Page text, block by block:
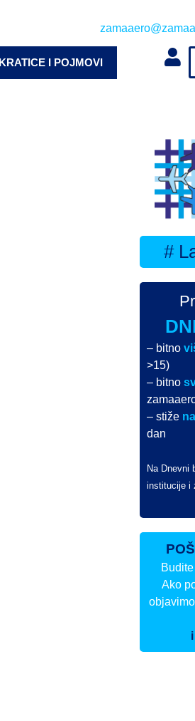
KRATICE I POJMOVI
#
– bitno
>15)
– bitno
– stiže
dan
Na Dnevni
institucije i
Ako